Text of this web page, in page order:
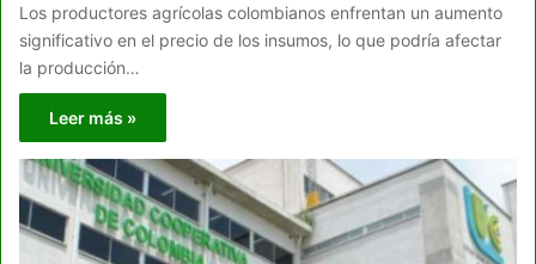
Los productores agrícolas colombianos enfrentan un aumento
significativo en el precio de los insumos, lo que podría afectar
la producción…
Leer más »